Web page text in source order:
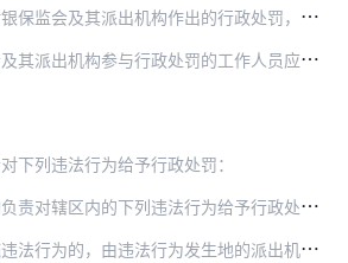
机构作出的行政处罚，享有陈述权和申辩权。对行政处罚决定不服的，有权依法申请行政复议或者提起行政诉讼。
参与行政处罚的工作人员应当保守案件查办中获悉的国家秘密、商业秘密和个人隐私。
下列违法行为给予行政处罚：
责对辖区内的下列违法行为给予行政处罚：
生地的派出机构管辖。行为发生地的派出机构应当及时通知行为主体所在地的派出机构，行为主体所在地的派出机构应当积极配合违法行为的查处…